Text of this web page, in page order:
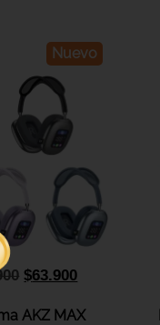
Nuevo
$63.900
AKZ MAX